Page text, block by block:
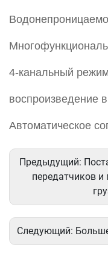
4-канальный
воспроизведение
Автоматическое
Предыдущий:
передатчиков
Следующий: